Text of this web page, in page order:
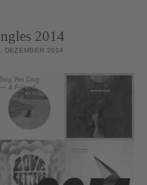
2014
DEZEMBER 2014